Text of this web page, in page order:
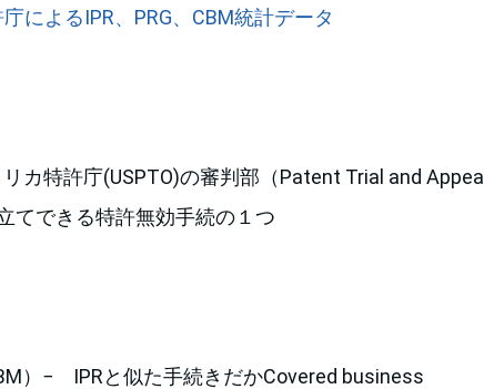
によるIPR、PRG、CBM統計データ
カ特許庁(USPTO)の審判部（Patent Trial and Appeal
てできる特許無効手続の１つ
）− IPRと似た手続きだかCovered business